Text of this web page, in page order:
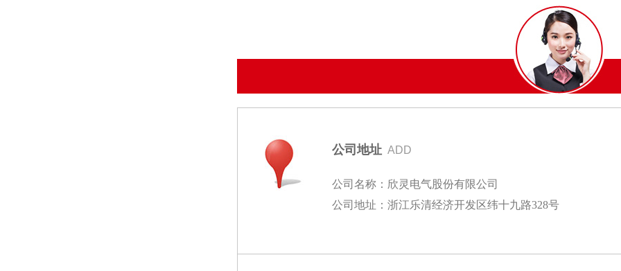
公司地址 ADD
公司名称：欣灵电气股份有限公司
公司地址：浙江乐清经济开发区纬十九路328号